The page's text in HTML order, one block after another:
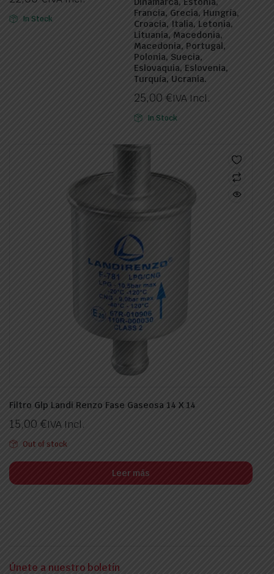
In Stock
Francia, Grecia, Hungría,
Croacia, Italia, Letonia,
Lituania, Macedonia,
Macedonia, Portugal,
Polonia, Suecia,
Eslovaquia, Eslovenia,
Turquía, Ucrania.
25,00 €IVA Incl.
In Stock
Filtro Glp Landi Renzo Fase Gaseosa 14 X 14
15,00 €IVA Incl.
Out of stock
Leer más
Únete a nuestro boletín